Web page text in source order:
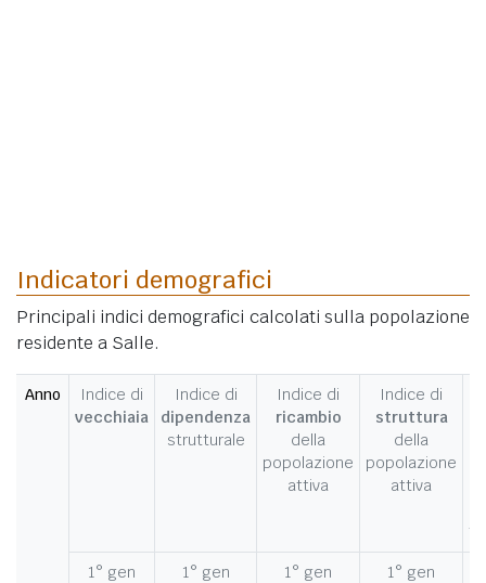
Indicatori demografici
Principali indici demografici calcolati sulla popolazione
residente a Salle.
Anno
Indice di
vecchiaia
Indice di
dipendenza
strutturale
Indice di
ricambio
della
popolazione
attiva
Indice di
struttura
della
popolazione
attiva
1° gen 1° gen 1° gen 1° gen